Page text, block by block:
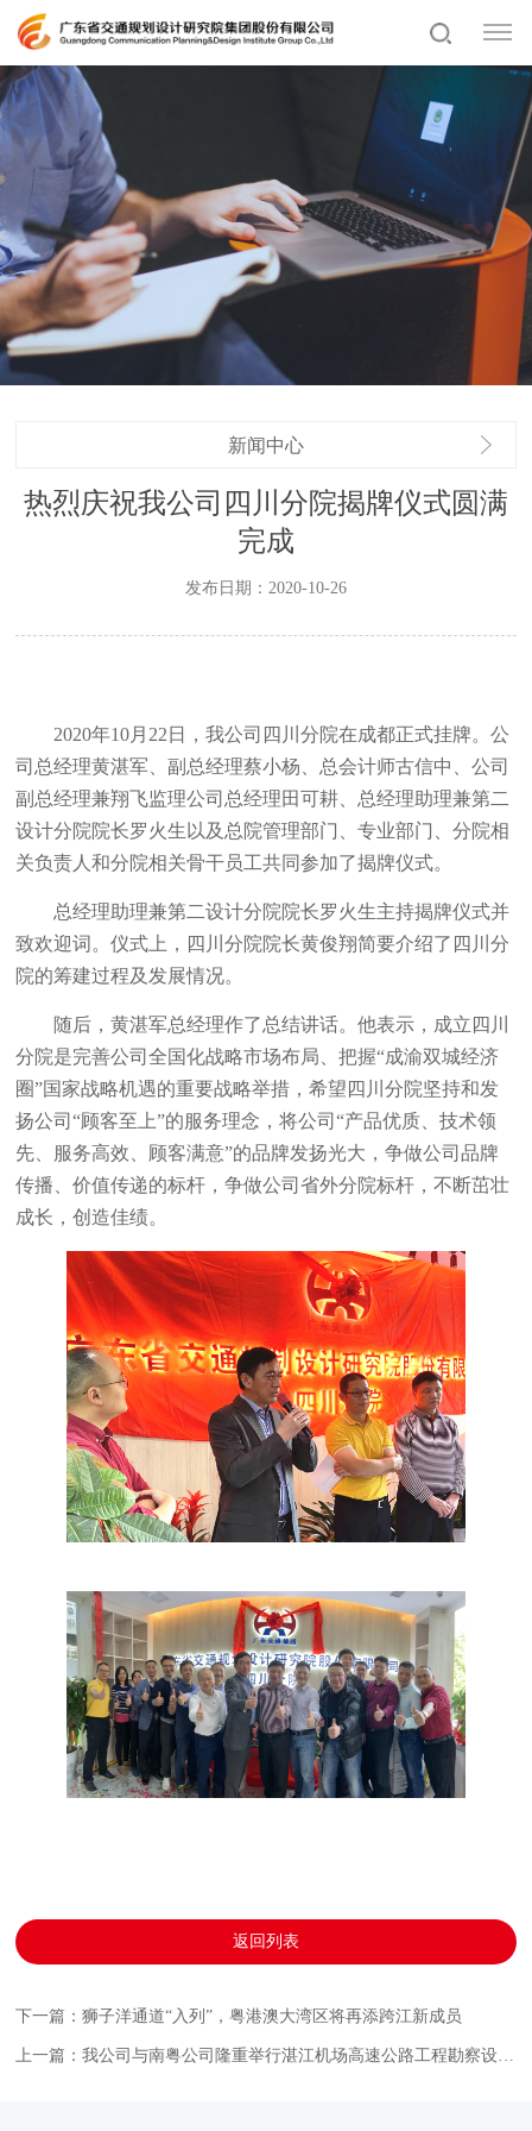
新闻中心
热烈庆祝我公司四川分院揭牌仪式圆满
完成
发布日期：2020-10-26
2020年10月 22 日，我公司四川分院在成都正式挂牌。公
司总经理黄湛军、副总经理蔡小杨、总会计师古信中、公司
副总经理兼翔飞监理公司总经理田可耕、总经理助理兼第二
设计分院院长罗火生以及总院管理部门、专业部门、分院相
关负责人和分院相关骨干员工共同参加了揭牌仪式。
总经理助理兼第二设计分院院长罗火生主持揭牌仪式并
致欢迎词。仪式上，四川分院院长黄俊翔简要介绍了四川分
院的筹建过程及发展情况。
随后，黄湛军总经理作了总结讲话。他表示，成立四川
分院是完善公司全国化战略市场布局、把握“成渝双城经济
圈”国家战略机遇的重要战略举措，希望四川分院坚持和发
扬公司“顾客至上”的服务理念，将公司“产品优质、技术领
先、服务高效、顾客满意”的品牌发扬光大，争做公司品牌
传播、价值传递的标杆，争做公司省外分院标杆，不断茁壮
成长，创造佳绩。
返回列表
下一篇：狮子洋通道“入列”，粤港澳大湾区将再添跨江新成员
上一篇：我公司与南粤公司隆重举行湛江机场高速公路工程勘察设计合同签约仪式